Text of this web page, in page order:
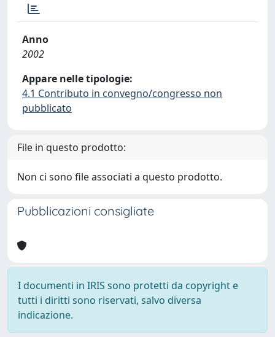
Anno
2002
Appare nelle tipologie:
4.1 Contributo in convegno/congresso non
pubblicato
File in questo prodotto:
Non ci sono file associati a questo prodotto.
Pubblicazioni consigliate
I documenti in IRIS sono protetti da copyright e
tutti i diritti sono riservati, salvo diversa
indicazione.